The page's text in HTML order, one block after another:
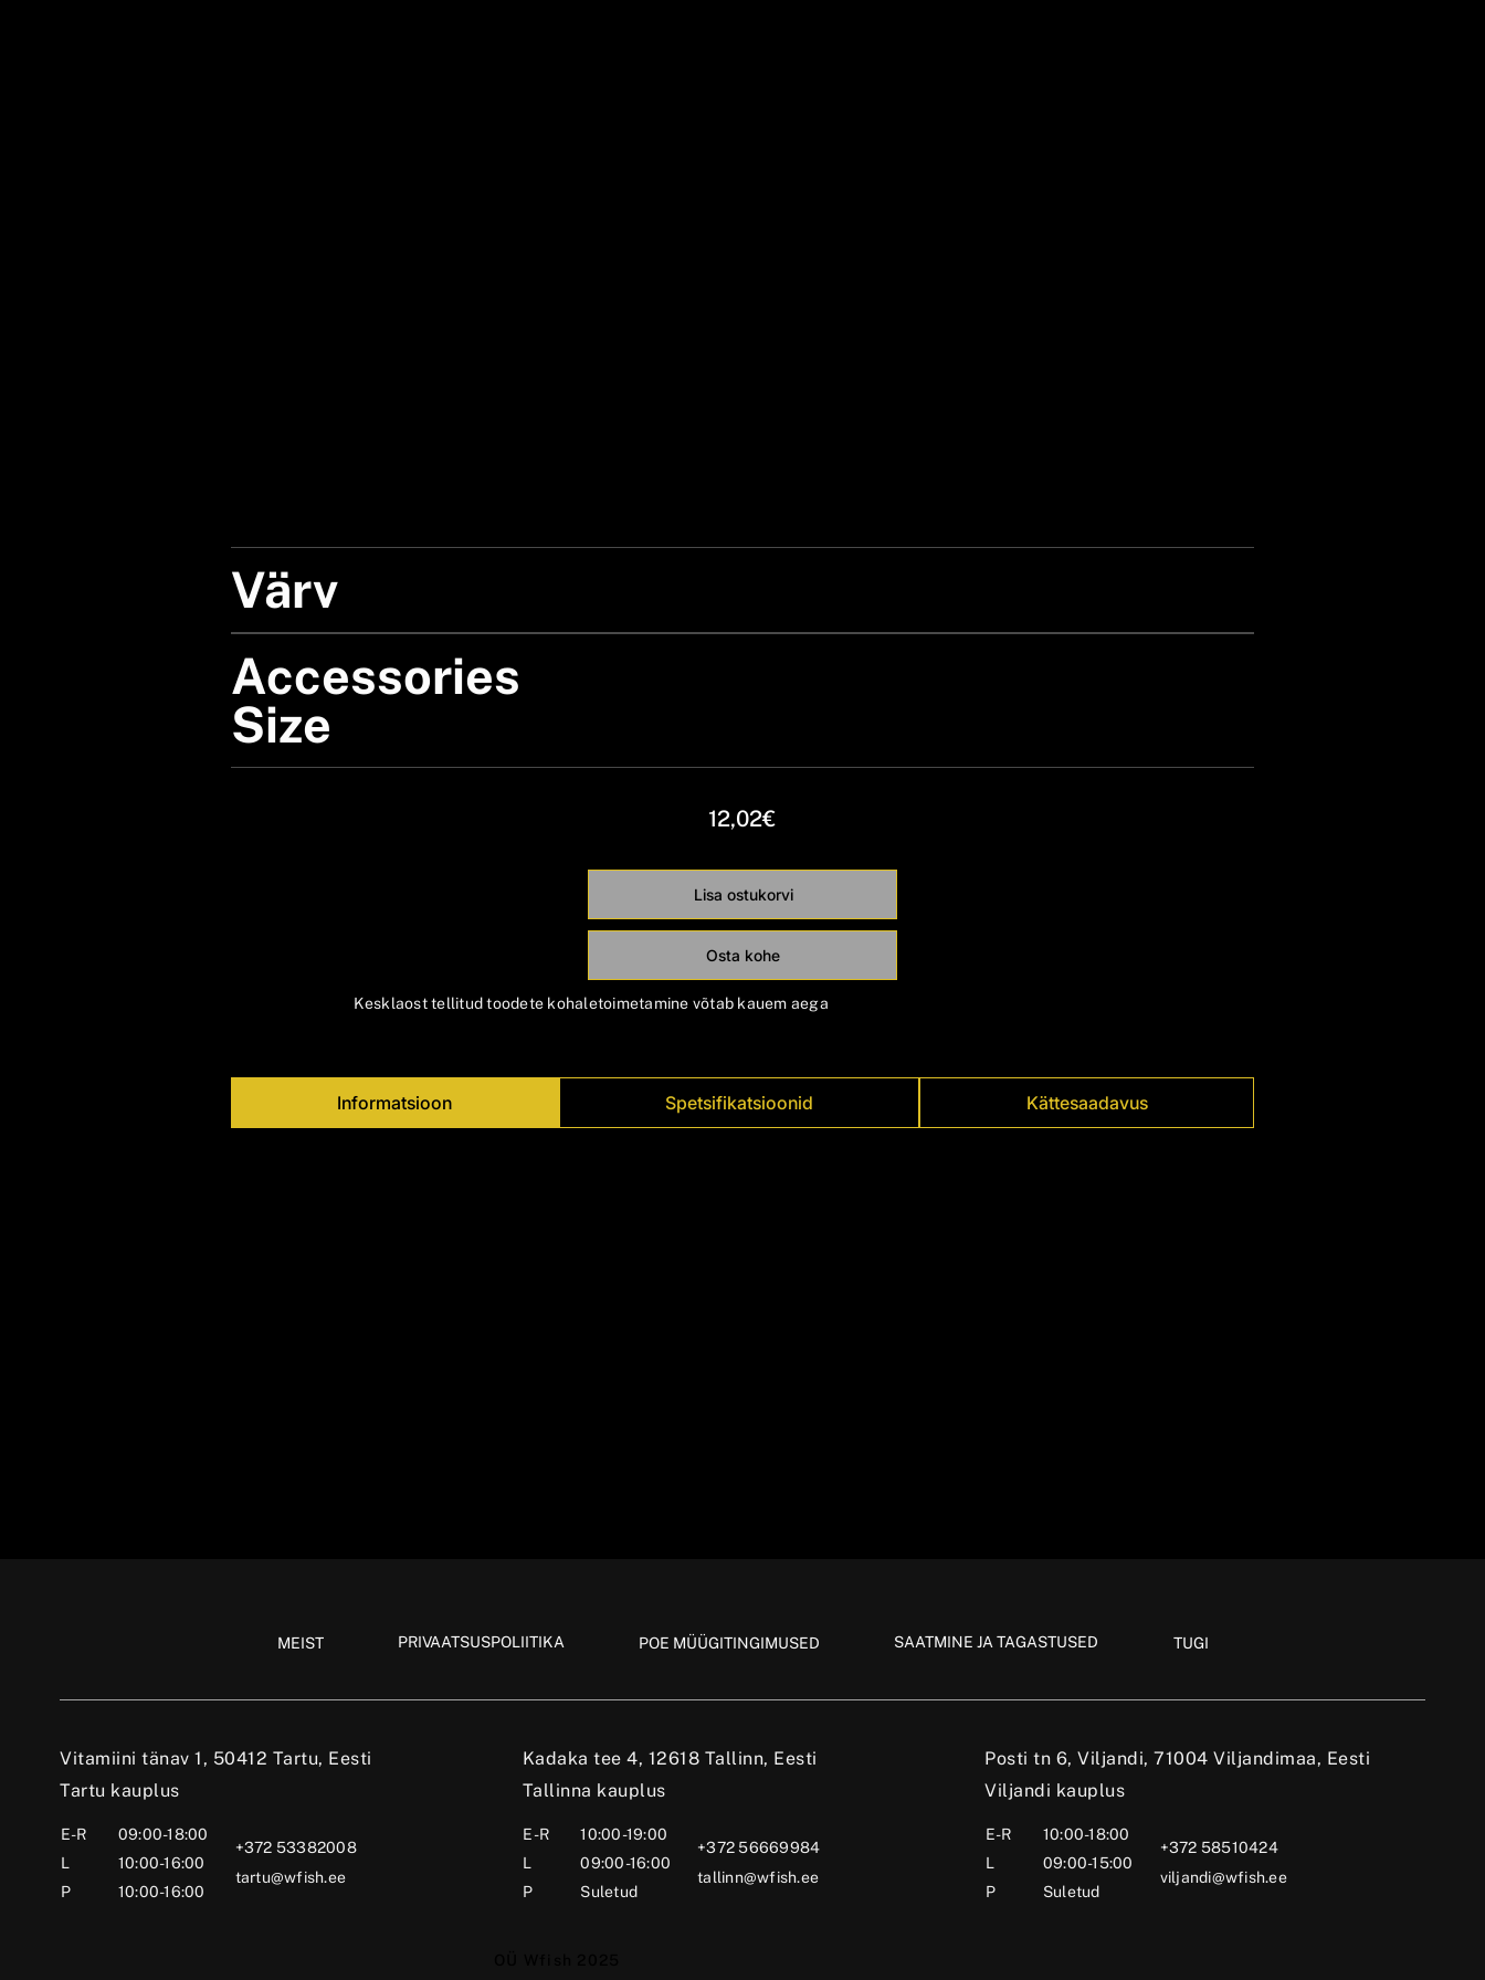
Värv
Accessories
Size
12,02€
Lisa ostukorvi
Osta kohe
Kesklaost tellitud toodete kohaletoimetamine võtab kauem aega
Informatsioon Spetsifikatsioonid Kättesaadavus
MEIST PRIVAATSUSPOLIITIKA POE MÜÜGITINGIMUSED SAATMINE JA TAGASTUSED TUGI
Vitamiini tänav 1, 50412 Tartu, Eesti
Tartu kauplus
E-R
09:00-18:00
L
10:00-16:00
P
10:00-16:00
+372 53382008
tartu@wfish.ee
Kadaka tee 4, 12618 Tallinn, Eesti
Tallinna kauplus
E-R
10:00-19:00
L
09:00-16:00
P
Suletud
+372 56669984
tallinn@wfish.ee
Posti tn 6, Viljandi, 71004 Viljandimaa, Eesti
Viljandi kauplus
E-R
10:00-18:00
L
09:00-15:00
P
Suletud
+372 58510424
viljandi@wfish.ee